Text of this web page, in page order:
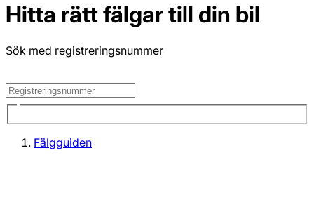
Hitta rätt fälgar till din bil
Sök med registreringsnummer
Fälgguiden